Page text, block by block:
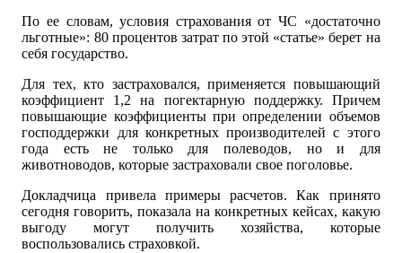
По ее словам, условия страхования от ЧС «достаточно
льготные»: 80 процентов затрат по этой «статье» берет на
себя государство.
Для тех, кто застраховался, применяется повышающий
коэффициент 1,2 на погектарную поддержку. Причем
повышающие коэффициенты при определении объемов
господдержки для конкретных производителей с этого
года есть не только для полеводов, но и для
животноводов, которые застраховали свое поголовье.
Докладчица привела примеры расчетов. Как принято
сегодня говорить, показала на конкретных кейсах, какую
выгоду могут получить хозяйства, которые
воспользовались страховкой.